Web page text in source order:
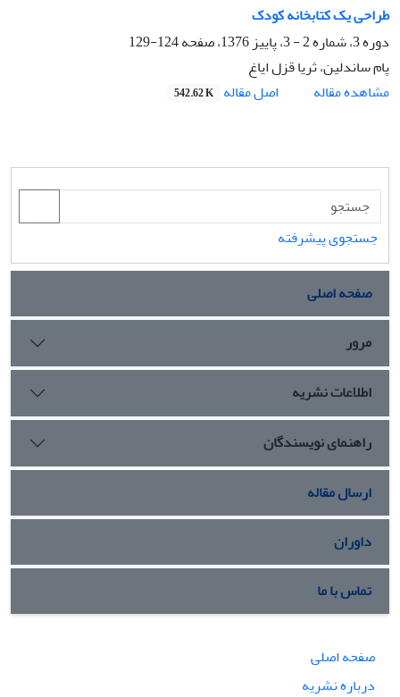
طراحی یک کتابخانه کودک
دوره 3، شماره 2 - 3، پاییز 1376، صفحه
124-129
پام ساندلین، ثریا قزل ایاغ
مشاهده مقاله
اصل مقاله 542.62 K
جستجوی پیشرفته
صفحه اصلی
مرور
اطلاعات نشریه
راهنمای نویسندگان
ارسال مقاله
داوران
تماس با ما
صفحه اصلی
درباره نشریه